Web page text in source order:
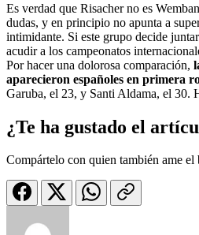
Es verdad que Risacher no es
dudas, y en principio no apunta a
intimidante. Si este grupo decide
acudir a los campeonatos
Por hacer una dolorosa comparación,
aparecieron españoles en primera
Garuba, el 23, y Santi Aldama, el 30.
¿Te ha gustado el
Compártelo con quien también ame el